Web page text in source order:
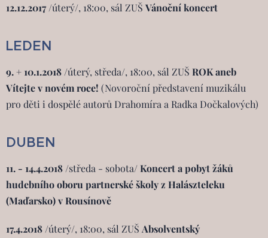
12.12.2017 /úterý/, 18:00, sál ZUŠ Vánoční koncert
LEDEN
9. + 10.1.2018 /úterý, středa/, 18:00, sál ZUŠ ROK aneb
Vítejte v novém roce! (Novoroční představení muzikálu
pro děti i dospělé autorů Drahomíra a Radka Dočkalových)
DUBEN
11. - 14.4.2018 /středa - sobota/Koncert a pobyt žáků
hudebního oboru partnerské školyz Halászteleku
(Maďarsko) v Rousínově
17.4.2018 /úterý/, 18:00, sál ZUŠ Absolventský